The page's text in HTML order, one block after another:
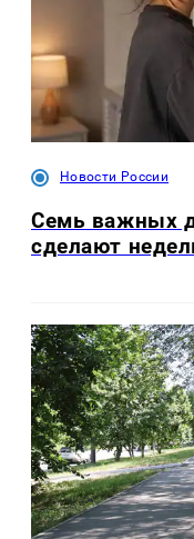
Новости России
Семь важных
сделают